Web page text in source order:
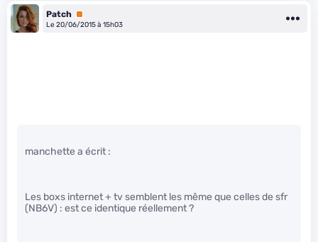
Patch Premium
Le 20/06/2015 à 15h03
manchette a écrit :
Les boxs internet + tv semblent les même que celles de sfr
(NB6V) : est ce identique réellement ?